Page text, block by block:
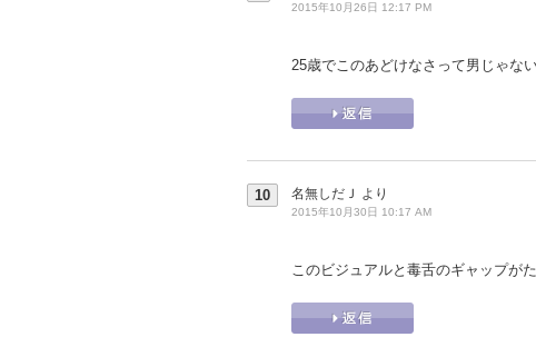
2015年10月26日 12:17 PM
25歳でこのあどけなさって男じゃな
10 名無しだＪ より
2015年10月30日 10:17 AM
このビジュアルと毒舌のギャップが